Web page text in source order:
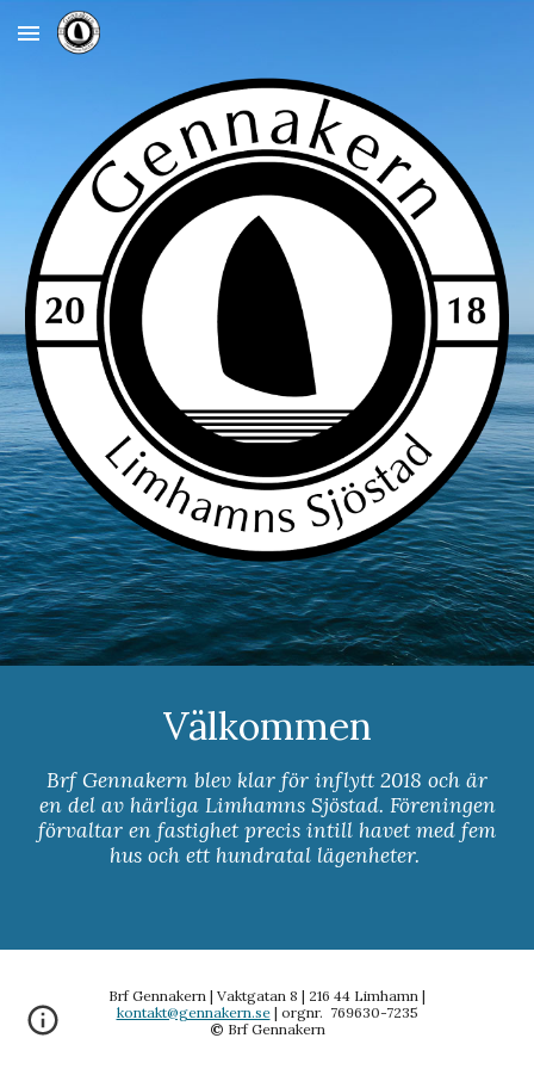
Skip to main content
Välkommen
Brf Gennakern blev klar för inflytt 2018 och är
en del av härliga Limhamns Sjöstad. Föreningen
förvaltar en fastighet precis intill havet med fem
hus och ett hundratal lägenheter.
Brf Gennakern | Vaktgatan 8 | 216 44 Limhamn |
kontakt@gennakern.se| orgnr. 769630-7235
© Brf Gennakern